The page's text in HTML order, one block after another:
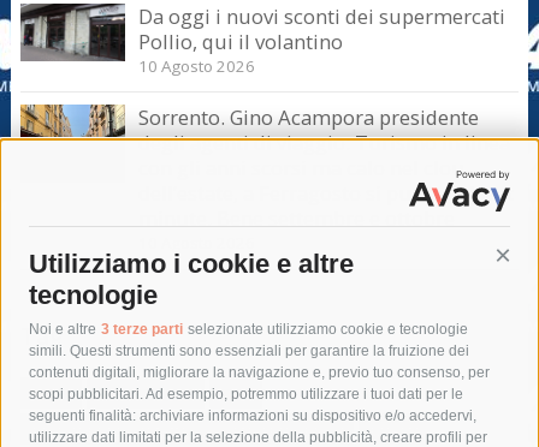
Utilizziamo i cookie e altre
tecnologie
Noi e altre 3 terze parti selezionate utilizziamo cookie e tecnologie
simili. Questi strumenti sono essenziali per garantire la fruizione dei
contenuti digitali, migliorare la navigazione e, previo tuo consenso, per
scopi pubblicitari. Ad esempio, potremmo utilizzare i tuoi dati per le
seguenti finalità: archiviare informazioni su dispositivo e/o accedervi,
utilizzare dati limitati per la selezione della pubblicità, creare profili per
Da oggi i nuovi sconti dei supermercati
Pollio, qui il volantino
10 Agosto 2026
Sorrento. Gino Acampora presidente
degli agenti di viaggio: Turismo in linea
con gli anni scorsi ma calo nel clou
dell’estate, a Ferragosto si punta sul last
Tag
acqua allerta meteo
anas
area marina protetta di punta campanella
arresto